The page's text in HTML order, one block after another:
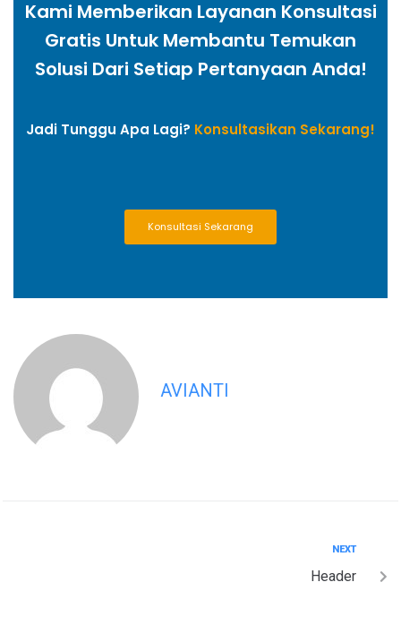
Kami Memberikan Layanan Konsultasi
Gratis Untuk Membantu Temukan
Solusi Dari Setiap Pertanyaan Anda!
Jadi Tunggu Apa Lagi? Konsultasikan Sekarang!
Konsultasi Sekarang
AVIANTI
NEXT
Header